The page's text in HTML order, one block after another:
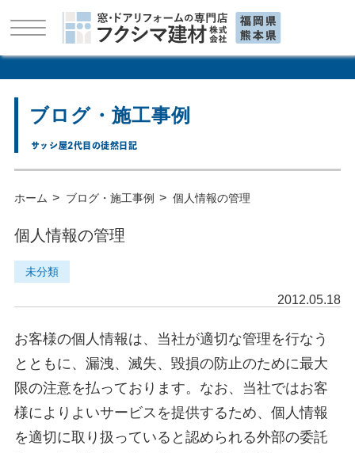
ブログ・施工事例
サッシ屋2代目の徒然日記
ホーム > ブログ・施工事例 > 個人情報の管理
個人情報の管理
未分類
2012.05.18
お客様の個人情報は、当社が適切な管理を行なう
とともに、漏洩、滅失、毀損の防止のために最大
限の注意を払っております。なお、当社ではお客
様によりよいサービスを提供するため、個人情報
を適切に取り扱っていると認められる外部の委託